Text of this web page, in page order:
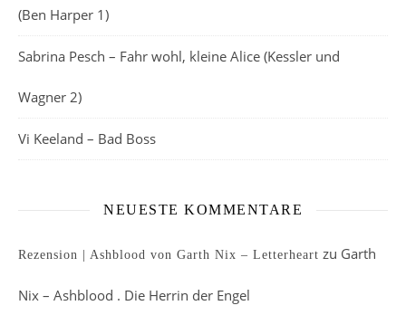
(Ben Harper 1)
Sabrina Pesch – Fahr wohl, kleine Alice (Kessler und
Wagner 2)
Vi Keeland – Bad Boss
NEUESTE KOMMENTARE
Rezension | Ashblood von Garth Nix – Letterheart zu Garth
Nix – Ashblood . Die Herrin der Engel